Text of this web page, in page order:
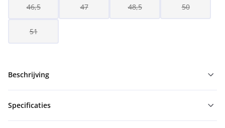
46,5 47 48,5 50
51
Beschrijving
Specificaties